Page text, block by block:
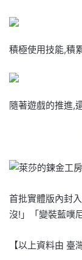
積極使用技能,積
隨著遊戲的推進,
首批實體版內封
沒!」「變裝藍噗
【以上資料由 臺